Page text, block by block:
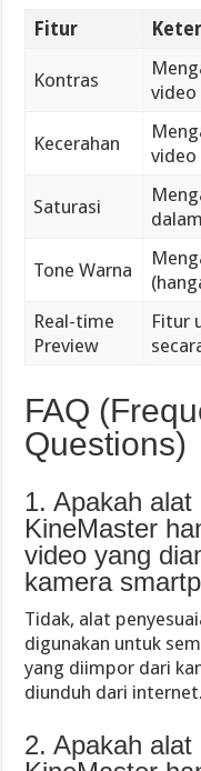
Fitur
Kontras
video
Kecerahan
video
Saturasi
Tone Warna
Real-time
Preview
Fitur
FAQ
Questions)
1. Apakah
KineMaster
video yang
kamera
Tidak, alat
digunakan untuk
yang diimpor dari
diunduh dari internet.
2. Apakah